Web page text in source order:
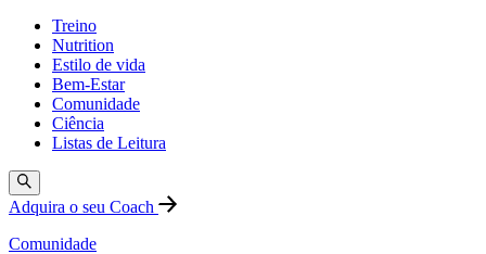
Treino
Nutrition
Estilo de vida
Bem-Estar
Comunidade
Ciência
Listas de Leitura
Adquira o seu Coach
Comunidade